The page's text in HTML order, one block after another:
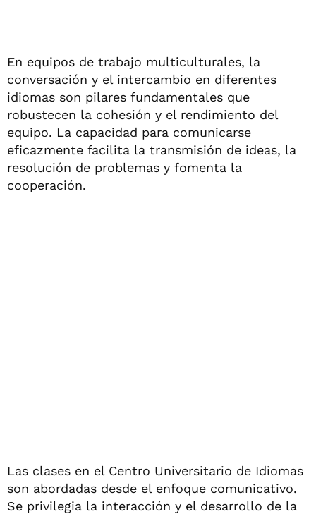
En equipos de trabajo multiculturales, la
conversación y el intercambio en diferentes
idiomas son pilares fundamentales que
robustecen la cohesión y el rendimiento del
equipo. La capacidad para comunicarse
eficazmente facilita la transmisión de ideas, la
resolución de problemas y fomenta la
cooperación.
Las clases en el Centro Universitario de Idiomas
son abordadas desde el enfoque comunicativo.
Se privilegia la interacción y el desarrollo de la